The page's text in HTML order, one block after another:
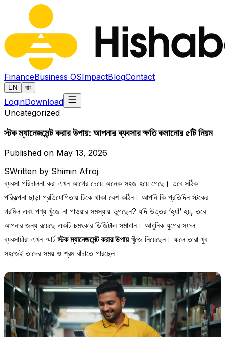
FinanceBusiness OSImpactBlogContact
EN বাং
LoginDownload
Uncategorized
স্টক ম্যানেজমেন্ট করার উপায়: আপনার ব্যবসার ক্ষতি কমানোর ৫টি নিয়ম
Published on May 13, 2026
SWritten by Shimin Afroj
ব্যবসা পরিচালনা করা এখন আগের চেয়ে অনেক সহজ হয়ে গেছে। তবে সঠিক
পরিকল্পনা ছাড়া প্রতিযোগিতায় টিকে থাকা বেশ কঠিন। আপনি কি প্রতিদিন স্টকের
গরমিল এবং পণ্য খুঁজে না পাওয়ার সমস্যায় ভুগছেন? যদি উত্তর ‘হ্যাঁ’ হয়, তবে
আপনার জন্য রয়েছে একটি চমৎকার ডিজিটাল সমাধান। আধুনিক যুগের সফল
ব্যবসায়ীরা এখন স্মার্টস্টক ম্যানেজমেন্ট করার উপায়খুঁজে নিয়েছেন। ফলে তারা খুব
সহজেই তাদের সময় ও শ্রম বাঁচাতে পারছেন।